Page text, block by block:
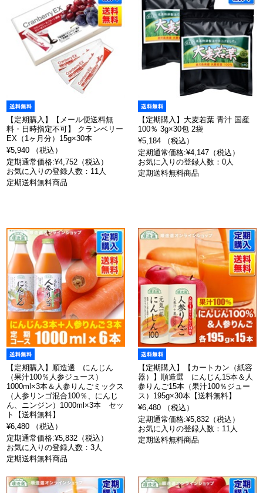
【定期購入】【メール便送料無
料・日時指定不可】 クランベリー
EX（1ヶ月分）15g×30本
¥5,940 （税込）
定期通常価格:¥4,752（税込）
お気に入りの登録人数：11人
定期送料無料商品
【定期購入】大麦若葉 青汁 国産
100％ 3g×30包 2袋
¥5,184 （税込）
定期通常価格:¥4,147（税込）
お気に入りの登録人数：0人
定期送料無料商品
【定期購入】順造選 にんじん
（果汁100％人参ジュース）
1000ml×3本＆人参りんごミックス
（人参リンゴ混合100％、にんじ
ん、ニンジン）1000ml×3本 セッ
ト【送料無料】
¥6,480 （税込）
定期通常価格:¥5,832（税込）
お気に入りの登録人数：3人
定期送料無料商品
【定期購入】【カートカン（紙容
器）】順造選 にんじん15本＆人
参りんご15本（果汁100％ジュー
ス）195g×30本【送料無料】
¥6,480 （税込）
定期通常価格:¥5,832（税込）
お気に入りの登録人数：11人
定期送料無料商品